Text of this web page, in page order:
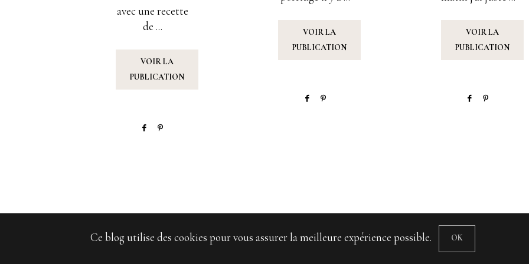
avec une recette
de ...
VOIR LA
PUBLICATION
VOIR LA
PUBLICATION
VOIR LA
PUBLICATION
Ce blog utilise des cookies pour vous assurer la meilleure expérience possible. OK